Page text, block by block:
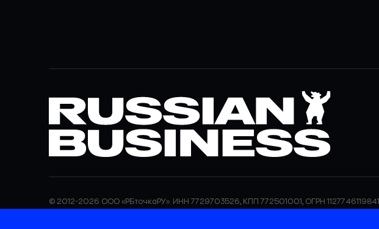
© 2012-2026 ООО «РБточкаРУ». ИНН 7729703526, КПП 772501001, ОГРН 1127746119841